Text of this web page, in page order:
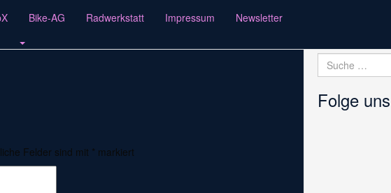
Bike-AG Radwerkstatt Impressum Newsletter
Felder sind mit * markiert
Suche
nach:
Folge